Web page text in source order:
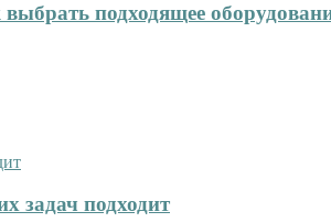
подходящее
задач подходит